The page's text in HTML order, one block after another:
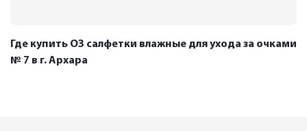
Где купить О3 салфетки влажные для ухода за очками
№ 7 в г. Архара